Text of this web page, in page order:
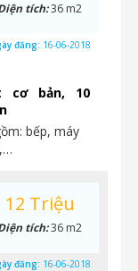
cơ bản, 10
bếp, máy
tích:36 m2
đăng: 16-06-2018
12 Triệu
tích:36 m2
đăng: 16-06-2018